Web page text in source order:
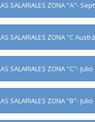
SALARIALES ZONA "A"-
SALARIALES ZONA "C
SALARIALES ZONA "C"-
SALARIALES ZONA "B"-